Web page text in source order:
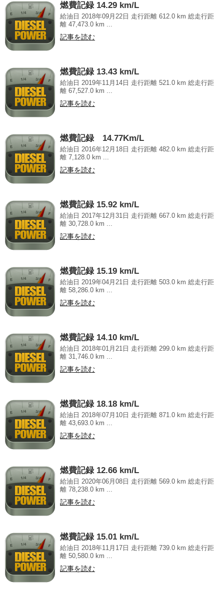
燃費記録 14.29 km/L
給油日 2018年09月22日 走行距離 612.0 km 総走行距
離 47,473.0 km ...
記事を読む
燃費記録 13.43 km/L
給油日 2019年11月14日 走行距離 521.0 km 総走行距
離 67,527.0 km ...
記事を読む
燃費記録 14.77Km/L
給油日 2016年12月18日 走行距離 482.0 km 総走行距
離 7,128.0 km ...
記事を読む
燃費記録 15.92 km/L
給油日 2017年12月31日 走行距離 667.0 km 総走行距
離 30,728.0 km ...
記事を読む
燃費記録 15.19 km/L
給油日 2019年04月21日 走行距離 503.0 km 総走行距
離 58,286.0 km ...
記事を読む
燃費記録 14.10 km/L
給油日 2018年01月21日 走行距離 299.0 km 総走行距
離 31,746.0 km ...
記事を読む
燃費記録 18.18 km/L
給油日 2018年07月10日 走行距離 871.0 km 総走行距
離 43,693.0 km ...
記事を読む
燃費記録 12.66 km/L
給油日 2020年06月08日 走行距離 569.0 km 総走行距
離 78,238.0 km ...
記事を読む
燃費記録 15.01 km/L
給油日 2018年11月17日 走行距離 739.0 km 総走行距
離 50,580.0 km ...
記事を読む